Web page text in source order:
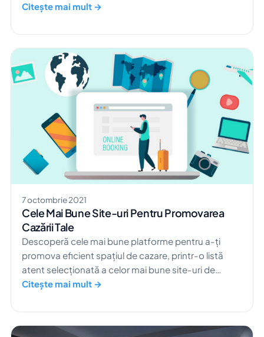
Citește mai mult →
7 octombrie 2021
Cele Mai Bune Site-uri Pentru Promovarea
Cazării Tale
Descoperă cele mai bune platforme pentru a-ți
promova eficient spațiul de cazare, printr-o listă
atent selecționată a celor mai bune site-uri de
publicitate.
Citește mai mult →